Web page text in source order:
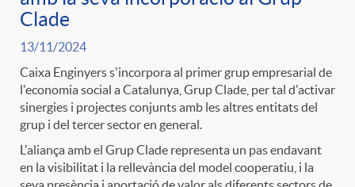
Clade
13/11/2024
Caixa Enginyers s'incorpora al primer grup empresarial de
l'economia social a Catalunya, Grup Clade, per tal d'activar
sinergies i projectes conjunts amb les altres entitats del
grup i del tercer sector en general.
L'aliança amb el Grup Clade representa un pas endavant
en la visibilitat i la rellevància del model cooperatiu, i la